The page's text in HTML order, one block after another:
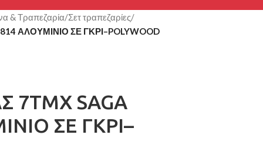
& Τραπεζαρία/Σετ τραπεζαρίες/
ΑΛΟΥΜΙΝΙΟ ΣΕ ΓΚΡΙ–POLYWOOD
7ΤΜΧ SAGA
ΣΕ ΓΚΡΙ–